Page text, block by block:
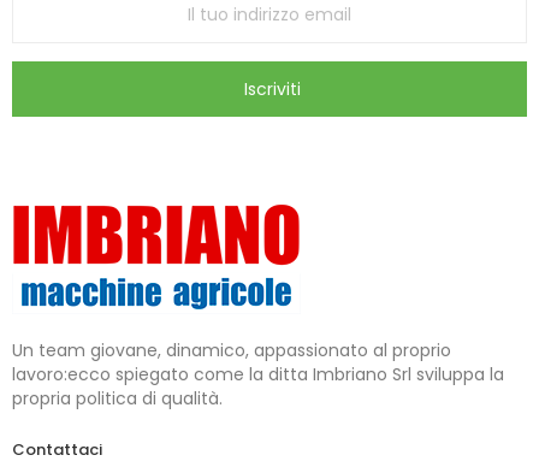
Iscriviti
Un team giovane, dinamico, appassionato al proprio
lavoro:ecco spiegato come la ditta Imbriano Srl sviluppa la
propria politica di qualità.
Contattaci